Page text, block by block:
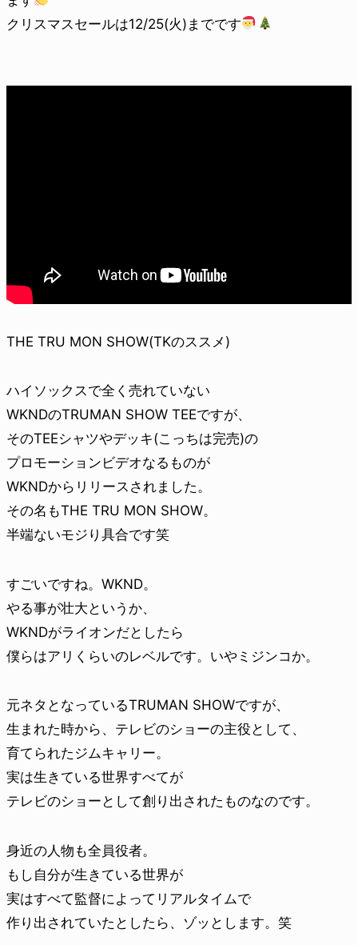
クリスマスセールは12/25(火)までです
THE TRU MON SHOW(TKのススメ)
ハイソックスで全く売れていない
WKNDのTRUMAN SHOW TEEですが、
そのTEEシャツやデッキ(こっちは完売)の
プロモーションビデオなるものが
WKNDからリリースされました。
その名もTHE TRU MON SHOW。
半端ないモジり具合です笑
すごいですね。WKND。
やる事が壮大というか、
WKNDがライオンだとしたら
僕らはアリくらいのレベルです。いやミジンコか。
元ネタとなっているTRUMAN SHOWですが、
生まれた時から、テレビのショーの主役として、
育てられたジムキャリー。
実は生きている世界すべてが
テレビのショーとして創り出されたものなのです。
身近の人物も全員役者。
もし自分が生きている世界が
実はすべて監督によってリアルタイムで
作り出されていたとしたら、ゾッとします。笑